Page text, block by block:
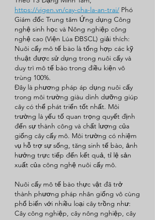
https://vigen.vn/cay-cha-la-an-trai/ Phó
Giám đốc Trung tâm Ứng dụng Công
nghệ sinh học và Nông nghiệp công
nghệ cao (Viện Lúa ĐBSCL) giải thích:
Nuôi cấy mô tế bào là tổng hợp các kỹ
thuật được sử dụng trong nuôi cấy và
duy trì mô tế bào trong điều kiện vô
trùng 100%.
Đây là phương pháp áp dụng nuôi cấy
trong môi trường giàu dinh dưỡng giúp
cây có thể phát triển tốt nhất. Môi
trường là yếu tố quan trọng quyết định
đến sự thành công và chất lượng của
giống cây cấy mô. Môi trường có nhiệm
vụ hỗ trợ sự sống, tăng sinh tế bào, ảnh
hưởng trực tiếp đến kết quả, tỉ lệ sản
xuất của công nghệ nuôi cấy mô.
Nuôi cấy mô tế bào thực vật đã trở
thành phương pháp nhân giống vô cùng
phổ biến với nhiều loại cây trồng như:
Cây công nghiệp, cây nông nghiệp, cây